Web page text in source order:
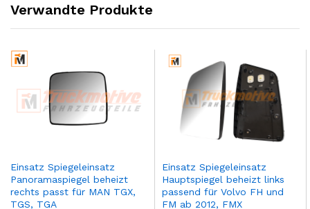
Verwandte Produkte
Einsatz Spiegeleinsatz
Panoramaspiegel beheizt
rechts passt für MAN TGX,
TGS, TGA
Einsatz Spiegeleinsatz
Hauptspiegel beheizt links
passend für Volvo FH und
FM ab 2012, FMX